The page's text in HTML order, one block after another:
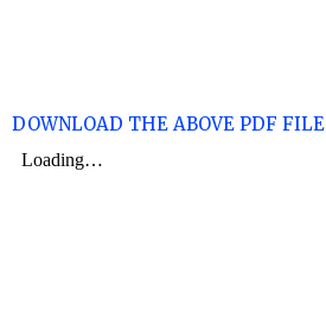
DOWNLOAD THE ABOVE PDF FILE